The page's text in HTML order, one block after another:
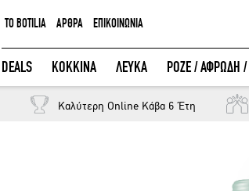
TO BOTILIA ΑΡΘΡΑ ΕΠΙΚΟΙΝΩΝΙΑ
DEALS ΚΟΚΚΙΝΑ ΛΕΥΚΑ ΡΟΖΕ / ΑΦΡΩΔΗ /
Καλύτερη Online Κάβα 6 Έτη